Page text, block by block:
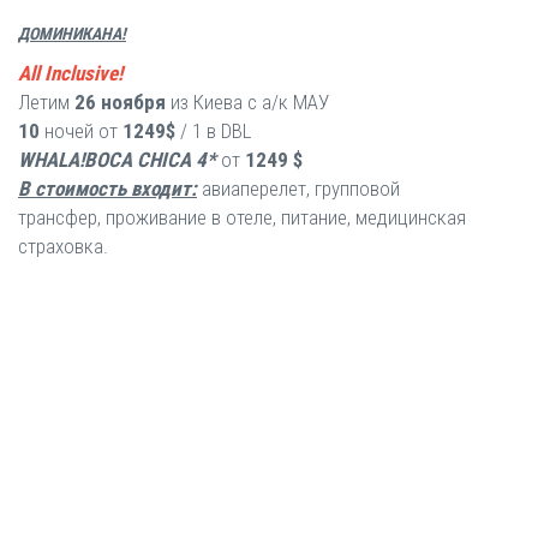
ДОМИНИКАНА!
All Inclusive!
Летим 26 ноября из Киева с а/к МАУ
10 ночей от 1249$ / 1 в DBL
WHALA!BOCA CHICA 4*от 1249 $
В стоимость входит:авиаперелет, групповой
трансфер, проживание в отеле, питание, медицинская
страховка.